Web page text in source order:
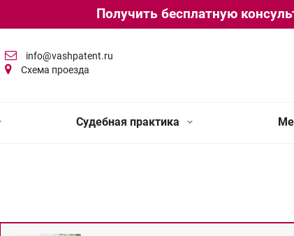
Получить бесплатную
info@vashpatent.ru
Схема проезда
Судебная практика